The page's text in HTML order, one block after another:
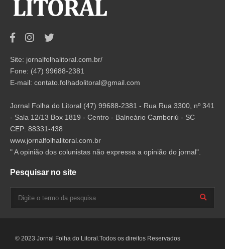
Site: jornalfolhalitoral.com.br/
Fone: (47) 99688-2381
E-mail: contato.folhadolitoral@gmail.com
Jornal Folha do Litoral (47) 99688-2381 - Rua Rua 3300, nº 341
- Sala 12/13 Box 1819 - Centro - Balneário Camboriú - SC
CEP: 88331-438
www.jornalfolhalitoral.com.br
" A opinião dos colunistas não expressa a opinião do jornal".
Pesquisar no site
© 2023 Jornal Folha do Litoral.Todos os direitos Reservados